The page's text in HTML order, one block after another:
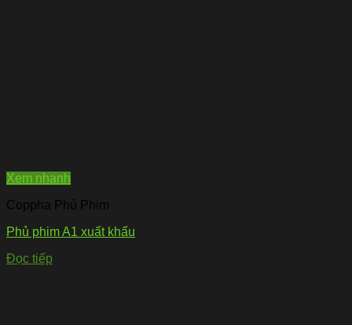
Xem nhanh
Coppha Phủ Phim
Phủ phim A1 xuất khẩu
Đọc tiếp